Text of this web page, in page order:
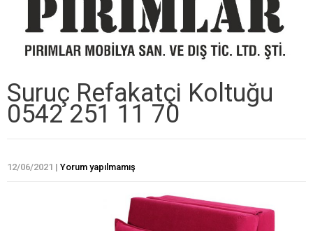
Suruç Refakatçi Koltuğu
0542 251 11 70
12/06/2021 | Yorum yapılmamış